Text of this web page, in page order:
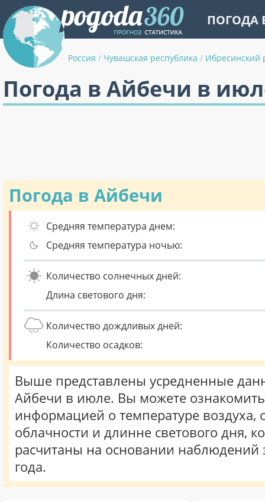
ПОГОДА
Россия / Чувашская республика / Ибресинский
Погода в Айбечи в
Погода в Айбечи
Средняя температура днем:
Средняя температура ночью:
Количество солнечных дней:
Длина светового дня:
Количество дождливых дней:
Количество осадков:
Выше представлены усредненные
Айбечи в июле. Вы можете
информацией о температуре воздуха,
облачности и длинне светового дня,
расчитаны на основании наблюдений
года.